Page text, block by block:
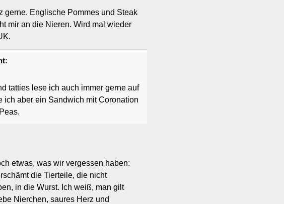
gerne. Englische Pommes und Steak
mir an die Nieren. Wird mal wieder
tatties lese ich auch immer gerne auf
ich aber ein Sandwich mit Coronation
etwas, was wir vergessen haben:
die Tierteile, die nicht
in die Wurst. Ich weiß, man gilt
Nierchen, saures Herz und